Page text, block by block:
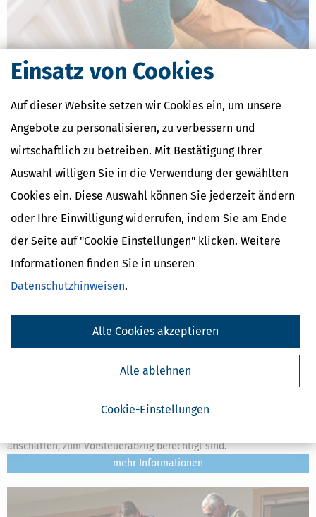
Einsatz von Cookies
Auf dieser Website setzen wir Cookies ein, um unsere
Angebote zu personalisieren, zu verbessern und
wirtschaftlich zu betreiben. Mit Bestätigung Ihrer
Auswahl willigen Sie in die Verwendung der gewählten
Cookies ein. Diese Auswahl können Sie jederzeit ändern
oder Ihre Einwilligung widerrufen, indem Sie am Ende
der Seite auf "Cookie Einstellungen" klicken. Weitere
Informationen finden Sie in unseren
Datenschutzhinweisen.
Cookie-Einstellungen
Alle ablehnen
Alle Cookies akzeptieren
KfW-Heizungsförderung: Übergangsfrist bis 20. Juli 2026 nutzen
klimafreundliche Heizung planen, sollten die aktuellen
Entwicklungen bei der KfW aufmerksam verfolgen: Die
Bundesregierung hat Anpassungen der Bundesförderung für
effiziente Gebäude (BEG) angekündigt.
mehr
Die Lieferung von Mieterstrom stellt eine
selbstständige Hauptleistung dar, sagt das FG Münster. Das
anschaffen, zum Vorsteuerabzug berechtigt sind.
mehr